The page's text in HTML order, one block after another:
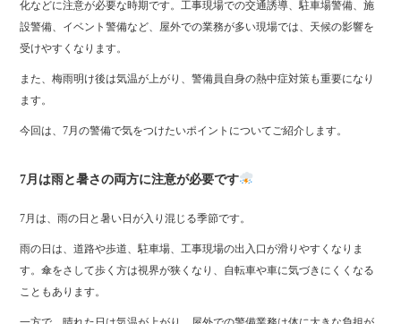
化などに注意が必要な時期です。工事現場での交通誘導、駐車場警備、施
設警備、イベント警備など、屋外での業務が多い現場では、天候の影響を
受けやすくなります。
また、梅雨明け後は気温が上がり、警備員自身の熱中症対策も重要になり
ます。
今回は、7月の警備で気をつけたいポイントについてご紹介します。
7月は雨と暑さの両方に注意が必要です
7月は、雨の日と暑い日が入り混じる季節です。
雨の日は、道路や歩道、駐車場、工事現場の出入口が滑りやすくなりま
す。傘をさして歩く方は視界が狭くなり、自転車や車に気づきにくくなる
こともあります。